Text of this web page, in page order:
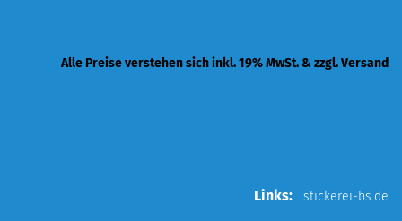
Alle Preise verstehen sich inkl. 19% MwSt. & zzgl. Versand
Links: stickerei-bs.de